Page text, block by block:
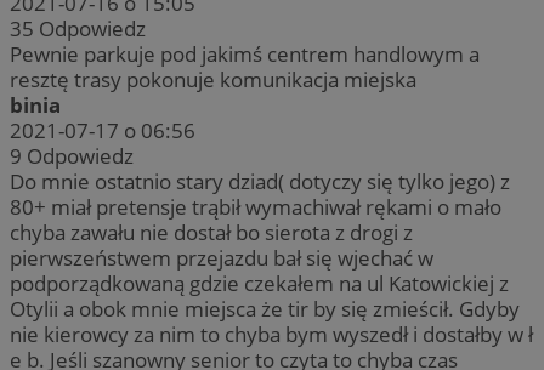
35 Odpowiedz
Pewnie parkuje pod jakimś centrem handlowym a
resztę trasy pokonuje komunikacja miejska
binia
2021-07-17 o 06:56
9 Odpowiedz
Do mnie ostatnio stary dziad( dotyczy się tylko jego) z
80+ miał pretensje trąbił wymachiwał rękami o mało
chyba zawału nie dostał bo sierota z drogi z
pierwszeństwem przejazdu bał się wjechać w
podporządkowaną gdzie czekałem na ul Katowickiej z
Otylii a obok mnie miejsca że tir by się zmieścił. Gdyby
nie kierowcy za nim to chyba bym wyszedł i dostałby w ł
e b. Jeśli szanowny senior to czyta to chyba czas